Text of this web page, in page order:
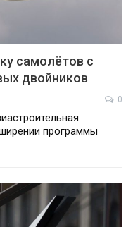
самолётов с
двойников
0
программы